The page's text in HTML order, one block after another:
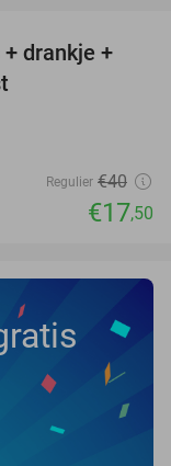
56%
drankje +
Regulier €40
€17,50